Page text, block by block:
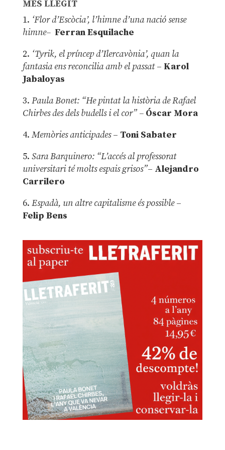
MÉS LLEGIT
1. ‘Flor d’Escòcia’, l’himne d’una nació sense
himne– Ferran Esquilache
2. ‘Tyrik, el príncep d’Ilercavònia’, quan la
fantasia ens reconcilia amb el passat– Karol
Jabaloyas
3. Paula Bonet: “He pintat la història de Rafael
Chirbes des dels budells i el cor” –Óscar Mora
4. Memòries anticipades– Toni Sabater
5. Sara Barquinero: “L’accés al professorat
universitari té molts espais grisos”– Alejandro
Carrilero
6. Espadà, un altre capitalisme és possible –
Felip Bens